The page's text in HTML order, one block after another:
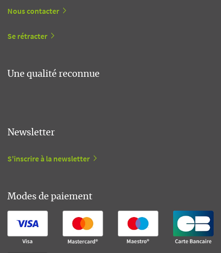
Nous contacter
Se rétracter
Une qualité reconnue
Newsletter
S'inscrire à la newsletter
Modes de paiement